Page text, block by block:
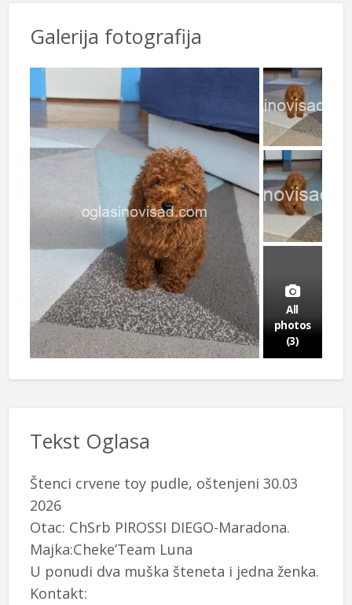
Galerija fotografija
All
photos
(3)
Tekst Oglasa
Štenci crvene toy pudle, oštenjeni 30.03
2026
Otac: ChSrb PIROSSI DIEGO-Maradona.
Majka:Cheke’Team Luna
U ponudi dva muška šteneta i jedna ženka.
Kontakt: